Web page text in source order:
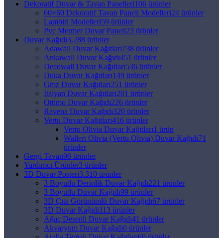
Dekoratif Duvar & Tavan Panelleri106 ürünler
60×60 Dekoratif Tavan Paneli Modelleri24 ürünler
Lambiri Modelleri59 ürünler
Pvc Mermer Duvar Paneli23 ürünler
Duvar Kağıdı3.288 ürünler
Adawall Duvar Kağıtları738 ürünler
Ankawall Duvar Kağıdı451 ürünler
Decowall Duvar Kağıtları536 ürünler
Duka Duvar Kağıtları149 ürünler
Gmz Duvar Kağıtları251 ürünler
İtalyan Duvar Kağıtları201 ürünler
Ottimo Duvar Kağıdı226 ürünler
Ravena Duvar Kağıdı320 ürünler
Vertu Duvar Kağıtları416 ürünler
Vertu Olivia Duvar Kağıtları1 ürün
Wallert Olivia (Vertu Olivia) Duvar Kağıdı71
ürünler
Gergi Tavan96 ürünler
Yardımcı Ürünler3 ürünler
3D Duvar Posteri3.310 ürünler
3 Boyutlu Derinlik Duvar Kağıdı221 ürünler
3 Boyutlu Duvar Kağıdı99 ürünler
3D Çıta Görünümlü Duvar Kağıdı67 ürünler
3D Duvar Kağıdı113 ürünler
Ağaç Desenli Duvar Kağıdı41 ürünler
Akvaryum Duvar Kağıdı0 ürünler